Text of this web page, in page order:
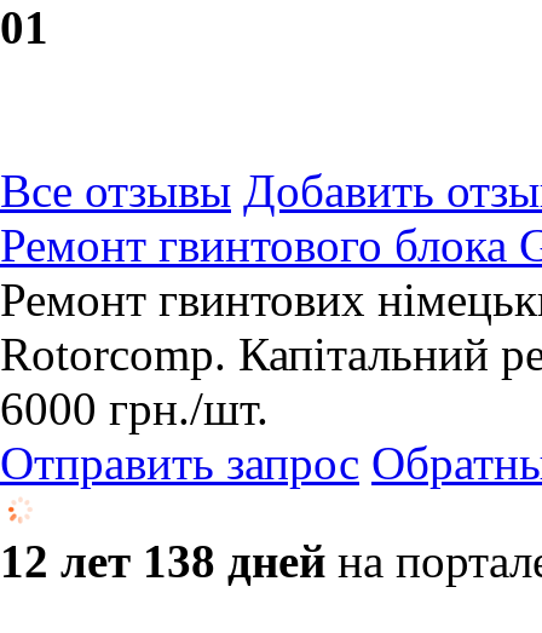
01
Все отзывы Добавить
Ремонт гвинтового блока
Ремонт гвинтових
Rotorcomp. Капітальний
6000 грн./шт.
Отправить запрос
12 лет 138 дней на